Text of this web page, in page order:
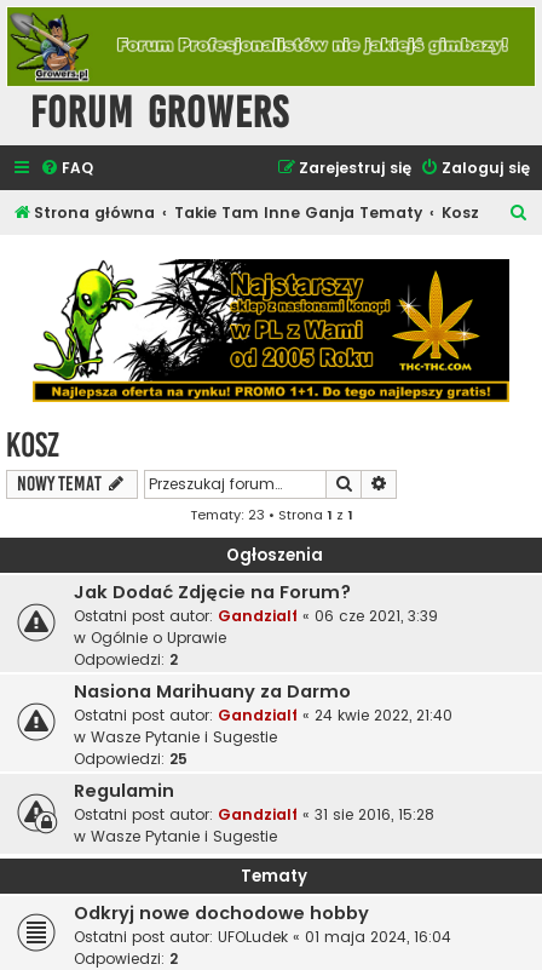
Forum Growers
FAQ Zaloguj się
Zarejestruj się
Strona główna Takie Tam Inne Ganja Tematy Kosz
Kosz
NOWY TEMAT Szukaj
Tematy: 23 • Strona 1 z 1
Ogłoszenia
Jak Dodać Zdjęcie na Forum?
Ostatni post autor: Gandzialf « 06 cze 2021, 3:39
w Ogólnie o Uprawie
Odpowiedzi: 2
Nasiona Marihuany za Darmo
Ostatni post autor: Gandzialf « 24 kwie 2022, 21:40
w Wasze Pytanie i Sugestie
Odpowiedzi: 25
Regulamin
Ostatni post autor: Gandzialf « 31 sie 2016, 15:28
w Wasze Pytanie i Sugestie
Tematy
Odkryj nowe dochodowe hobby
Ostatni post autor: UFOLudek « 01 maja 2024, 16:04
Odpowiedzi: 2